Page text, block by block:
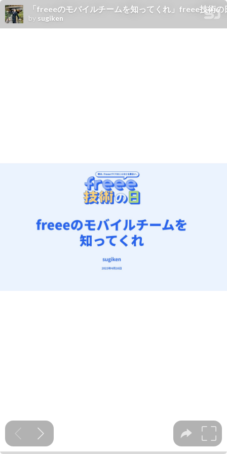
「freeeのモバイルチームを知ってくれ」freee技術の
by sugiken